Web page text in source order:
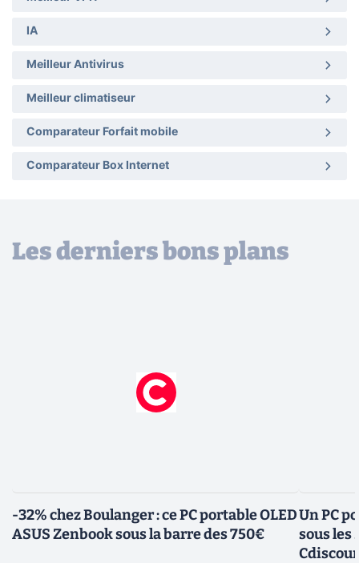
IA
Meilleur Antivirus
Meilleur climatiseur
Comparateur Forfait mobile
Comparateur Box Internet
Les derniers bons plans
-32% chez Boulanger : ce PC portable OLED
ASUS Zenbook sous la barre des 750€
Un PC
sous les